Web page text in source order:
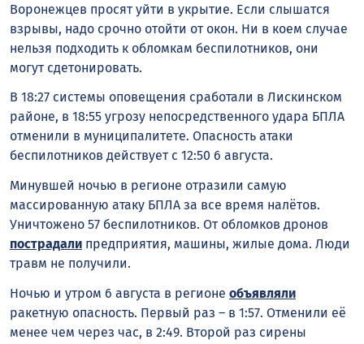
Воронежцев просят уйти в укрытие. Если слышатся
взрывы, надо срочно отойти от окон. Ни в коем случае
нельзя подходить к обломкам беспилотников, они
могут сдетонировать.
В 18:27 системы оповещения сработали в Лискинском
районе, в 18:55 угрозу непосредственного удара БПЛА
отменили в муниципалитете. Опасность атаки
беспилотников действует с 12:50 6 августа.
Минувшей ночью в регионе отразили самую
массированную атаку БПЛА за все время налётов.
Уничтожено 57 беспилотников. От обломков дронов
пострадали предприятия, машины, жилые дома. Люди
травм не получили.
Ночью и утром 6 августа в регионе объявляли
ракетную опасность. Первый раз – в 1:57. Отменили её
менее чем через час, в 2:49. Второй раз сирены